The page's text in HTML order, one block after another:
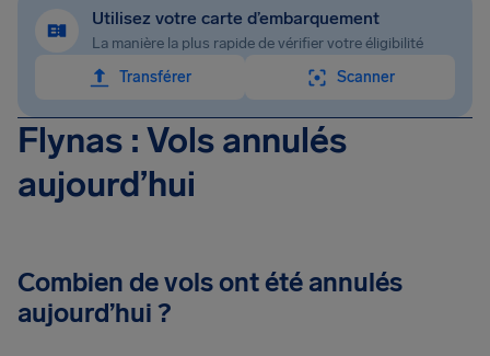
Utilisez votre carte d’embarquement
La manière la plus rapide de vérifier votre éligibilité
Transférer
Scanner
Flynas : Vols annulés
aujourd’hui
Combien de vols ont été annulés
aujourd’hui ?